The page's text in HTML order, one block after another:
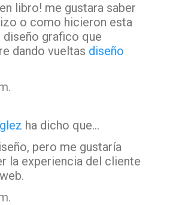
libro! me gustara saber
o como hicieron esta
diseño grafico que
dando vueltas diseño
ha dicho que…
pero me gustaría
la experiencia del cliente